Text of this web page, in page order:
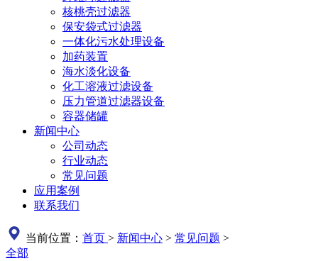
核桃壳过滤器
保安袋式过滤器
一体化污水处理设备
加药装置
海水淡化设备
化工溶液过滤设备
压力管道过滤器设备
容器储罐
新闻中心
公司动态
行业动态
常见问题
应用案例
联系我们
当前位置： 首页 > 新闻中心 > 常见问题 >
全部